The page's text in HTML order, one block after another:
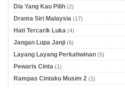
Dia Yang Kau Pilih (2)
Drama Siri Malaysia (17)
Hati Tercarik Luka (4)
Jangan Lupa Janji (6)
Layang Layang Perkahwinan (5)
Pewaris Cinta (1)
Rampas Cintaku Musim 2 (1)